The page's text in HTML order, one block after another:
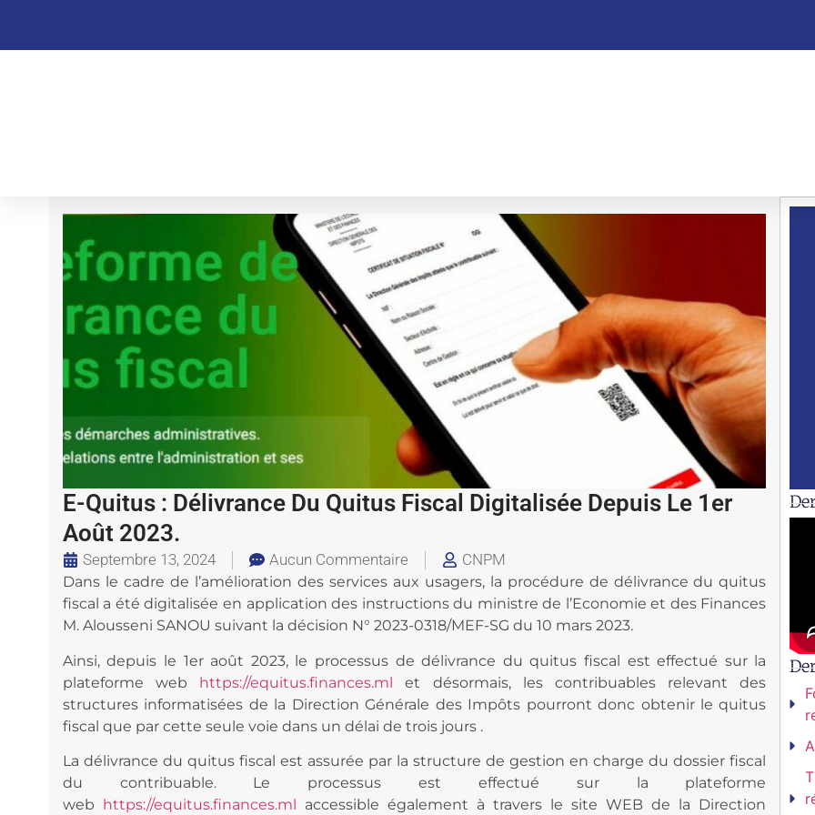
E-Quitus : Délivrance Du Quitus Fiscal Digitalisée Depuis Le 1er
Août 2023.
Septembre 13, 2024 Aucun Commentaire CNPM
Dans le cadre de l’amélioration des services aux usagers, la procédure de délivrance du quitus
fiscal a été digitalisée en application des instructions du ministre de l’Economie et des Finances
M. Alousseni SANOU suivant la décision N° 2023-0318/MEF-SG du 10 mars 2023.
Ainsi, depuis le 1er août 2023, le processus de délivrance du quitus fiscal est effectué sur la
plateforme web https://equitus.finances.ml et désormais, les contribuables relevant des
structures informatisées de la Direction Générale des Impôts pourront donc obtenir le quitus
fiscal que par cette seule voie dans un délai de trois jours .
La délivrance du quitus fiscal est assurée par la structure de gestion en charge du dossier fiscal
du contribuable. Le processus est effectué sur la plateforme
web
https://equitus.finances.ml accessible également à travers le site WEB de la Direction